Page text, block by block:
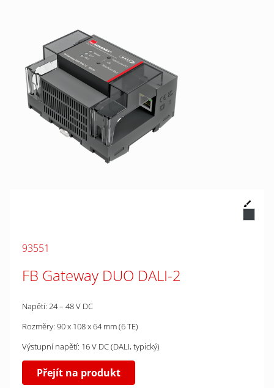
93551
FB Gateway DUO DALI-2
Napětí: 24 – 48 V DC
Rozměry: 90 x 108 x 64 mm (6 TE)
Výstupní napětí: 16 V DC (DALI, typický)
Přejít na produkt